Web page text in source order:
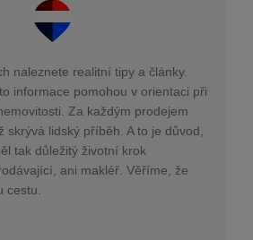
naleznete realitní tipy a články.
informace pomohou v orientaci při
Za každým prodejem
skrývá lidský příběh. A to je důvod,
tak důležitý životní krok
ani makléř. Věříme, že
cestu.